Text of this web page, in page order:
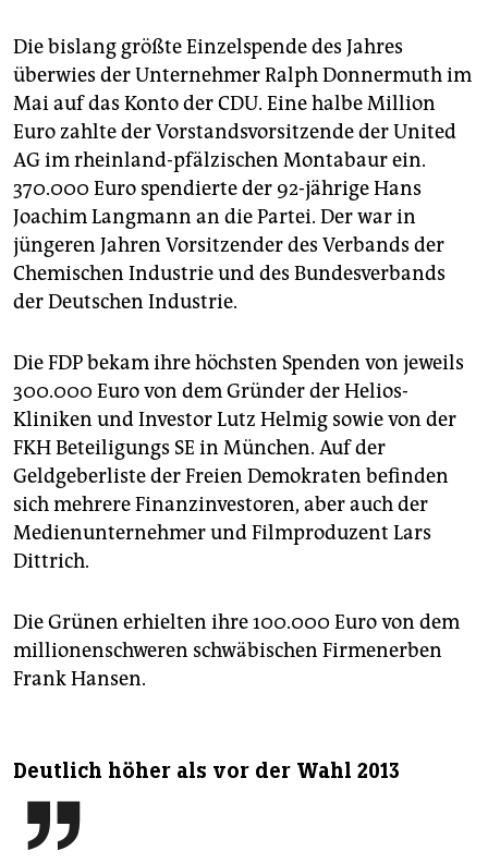
Die bislang größte Einzelspende des Jahres
überwies der Unternehmer Ralph Donnermuth im
Mai auf das Konto der CDU. Eine halbe Million
Euro zahlte der Vorstandsvorsitzende der United
AG im rheinland-pfälzischen Montabaur ein.
370.000 Euro spendierte der 92-jährige Hans
Joachim Langmann an die Partei. Der war in
jüngeren Jahren Vorsitzender des Verbands der
Chemischen Industrie und des Bundesverbands
der Deutschen Industrie.
Die FDP bekam ihre höchsten Spenden von jeweils
300.000 Euro von dem Gründer der Helios-
Kliniken und Investor Lutz Helmig sowie von der
FKH Beteiligungs SE in München. Auf der
Geldgeberliste der Freien Demokraten befinden
sich mehrere Finanzinvestoren, aber auch der
Medienunternehmer und Filmproduzent Lars
Dittrich.
Die Grünen erhielten ihre 100.000 Euro von dem
millionenschweren schwäbischen Firmenerben
Frank Hansen.
Deutlich höher als vor der Wahl 2013
